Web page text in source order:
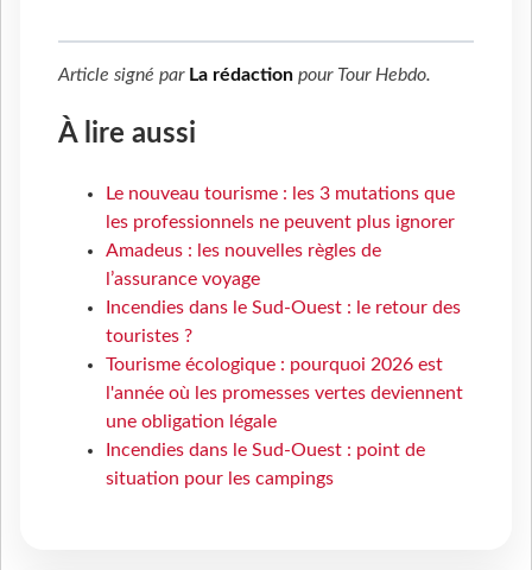
Article signé par La rédaction pour Tour Hebdo.
À lire aussi
Le nouveau tourisme : les 3 mutations que
les professionnels ne peuvent plus ignorer
Amadeus : les nouvelles règles de
l’assurance voyage
Incendies dans le Sud-Ouest : le retour des
touristes ?
Tourisme écologique : pourquoi 2026 est
l'année où les promesses vertes deviennent
une obligation légale
Incendies dans le Sud-Ouest : point de
situation pour les campings